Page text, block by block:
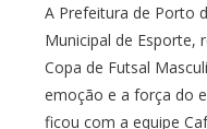
A Prefeitura de Porto
Municipal de Esporte,
Copa de Futsal
emoção e a força do
ficou com a equipe